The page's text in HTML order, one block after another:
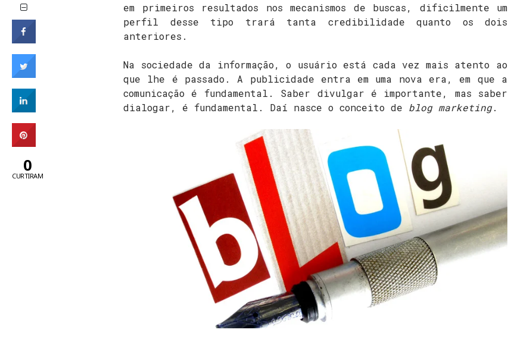
em primeiros resultados nos mecanismos de buscas, dificilmente um
perfil desse tipo trará tanta credibilidade quanto os dois
anteriores.
Na sociedade da informação, o usuário está cada vez mais atento ao
que lhe é passado. A publicidade entra em uma nova era, em que a
comunicação é fundamental. Saber divulgar é importante, mas saber
dialogar, é fundamental. Daí nasce o conceito de blog marketing.
0
CURTIRAM